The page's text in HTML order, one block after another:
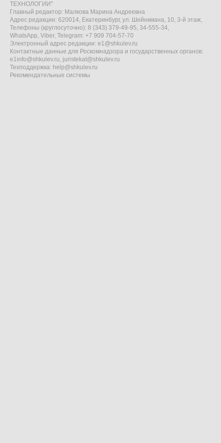
ТЕХНОЛОГИИ"
Главный редактор: Малкова Марина Андреевна
Адрес редакции: 620014, Екатеринбург, ул. Шейнкмана, 10, 3-й этаж,
Телефоны (круглосуточно): 8 (343) 379-49-95, 34-555-34,
WhatsApp, Viber, Telegram: +7 909 704-57-70
Электронный адрес редакции: e1@shkulev.ru
Контактные данные для Роскомнадзора и государственных органов:
e1info@shkulev.ru, juristekat@shkulev.ru
Техподдержка: help@shkulev.ru
Рекомендательные системы